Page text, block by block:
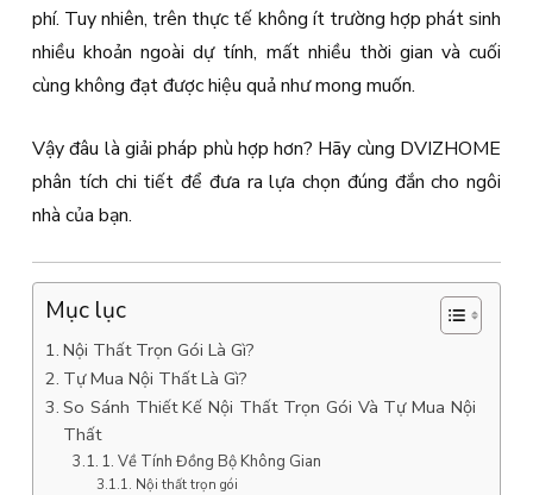
phí. Tuy nhiên, trên thực tế không ít trường hợp phát sinh
nhiều khoản ngoài dự tính, mất nhiều thời gian và cuối
cùng không đạt được hiệu quả như mong muốn.
Vậy đâu là giải pháp phù hợp hơn? Hãy cùng DVIZHOME
phân tích chi tiết để đưa ra lựa chọn đúng đắn cho ngôi
nhà của bạn.
Mục lục
Nội Thất Trọn Gói Là Gì?
Tự Mua Nội Thất Là Gì?
So Sánh Thiết Kế Nội Thất Trọn Gói Và Tự Mua Nội
Thất
1. Về Tính Đồng Bộ Không Gian
Nội thất trọn gói